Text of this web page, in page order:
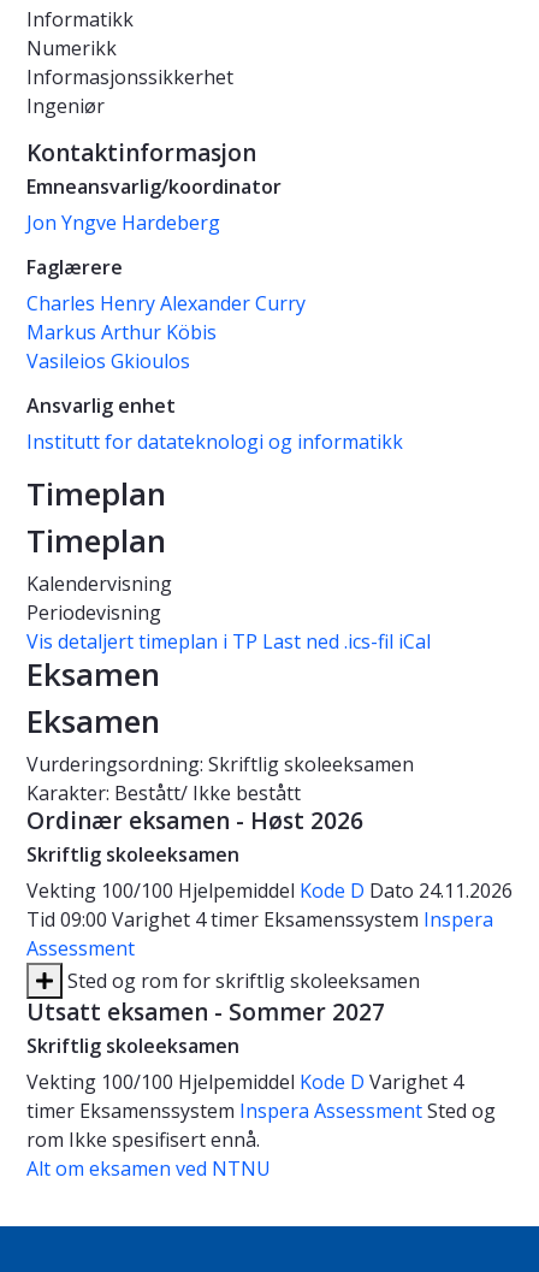
Informatikk
Numerikk
Informasjonssikkerhet
Ingeniør
Kontaktinformasjon
Emneansvarlig/koordinator
Jon Yngve Hardeberg
Faglærere
Charles Henry Alexander Curry
Markus Arthur Köbis
Vasileios Gkioulos
Ansvarlig enhet
Institutt for datateknologi og informatikk
Timeplan
Timeplan
Kalendervisning
Periodevisning
Vis detaljert timeplan i TP Last ned .ics-fil iCal
Eksamen
Eksamen
Vurderingsordning: Skriftlig skoleeksamen
Karakter: Bestått/ Ikke bestått
Ordinær eksamen - Høst 2026
Skriftlig skoleeksamen
Vekting 100/100 Hjelpemiddel Kode D Dato 24.11.2026
Tid 09:00 Varighet 4 timer Eksamenssystem Inspera
Assessment
Sted og rom for skriftlig skoleeksamen
Utsatt eksamen - Sommer 2027
Skriftlig skoleeksamen
Vekting 100/100 Hjelpemiddel Kode D Varighet 4
timer Eksamenssystem Inspera AssessmentSted og
rom Ikke spesifisert ennå.
Alt om eksamen ved NTNU